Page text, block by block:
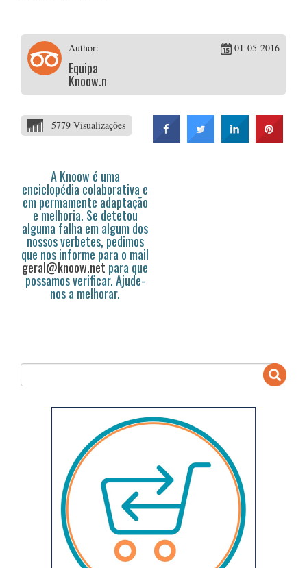
Author:
Equipa
Knoow.net
01-05-2016
5779 Visualizações
A Knoow é uma
enciclopédia colaborativa e
em permamente adaptação
e melhoria. Se detetou
alguma falha em algum dos
nossos verbetes, pedimos
que nos informe para o mail
geral@knoow.net para que
possamos verificar. Ajude-
nos a melhorar.